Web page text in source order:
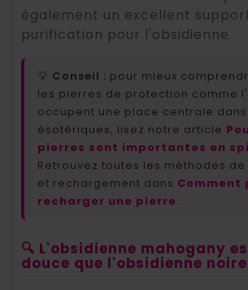
également un excellent
purification pour l'obsidienne.
💡 Conseil : pour mieux
les pierres de protection comme
occupent une place centrale
ésotériques, lisez notre article
pierres sont importantes en
Retrouvez toutes les méthodes
et rechargement dans Comment
recharger une pierre.
🔍 L'obsidienne mahogany
douce que l'obsidienne noire